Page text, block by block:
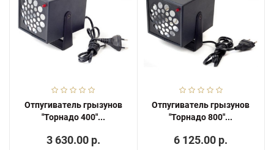
Отпугиватель грызунов
"Торнадо 400"...
3 630.00 р.
Отпугиватель грызунов
"Торнадо 800"...
6 125.00 р.